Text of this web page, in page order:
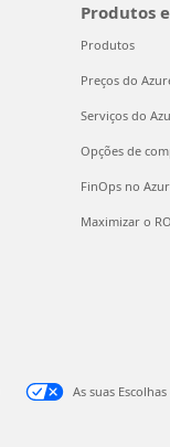
Produtos
Produtos
Preços do
Serviços do
Opções de
FinOps no
Maximizar o
As suas